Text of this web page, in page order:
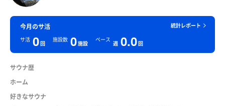
統計レポート
今月のサ活
サ活 0回
施設数 0施設
ペース
週 0.0回
サウナ歴
ホーム
好きなサウナ